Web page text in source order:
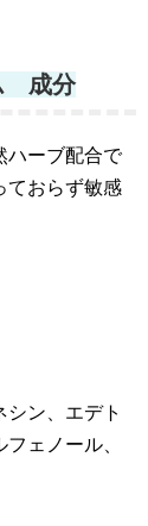
成分
ハーブ配合で
ておらず敏感
ン、エデト
ェノール、